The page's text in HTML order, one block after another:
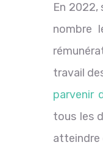
En 2022,
nombre
travail
parvenir
tous les
atteindre